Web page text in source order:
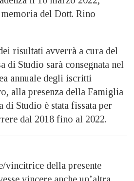
del Dott. Rino
risultati avverrà a cura del
di Studio sarà consegnata nel
annuale degli iscritti
alla presenza della Famiglia
di Studio è stata fissata per
dal 2018 fino al 2022.
della presente